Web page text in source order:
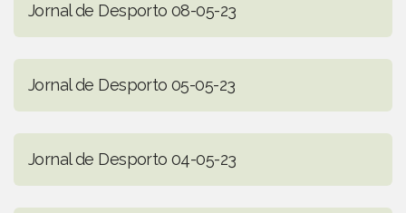
Jornal de Desporto 08-05-23
Jornal de Desporto 05-05-23
Jornal de Desporto 04-05-23